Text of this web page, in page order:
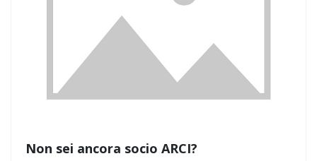
Non sei ancora socio ARCI?